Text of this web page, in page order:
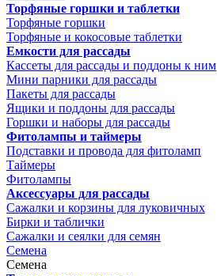
Торфяные горшки и таблетки
Торфяные горшки
Торфяные и кокосовые таблетки
Емкости для рассады
Кассеты для рассады и поддоны к ним
Мини парники для рассады
Пакеты для рассады
Ящики и поддоны для рассады
Горшки и наборы для рассады
Фитолампы и таймеры
Подставки и провода для фитоламп
Таймеры
Фитолампы
Аксессуары для рассады
Сажалки и корзины для луковичных
Бирки и таблички
Сажалки и сеялки для семян
Семена
Семена